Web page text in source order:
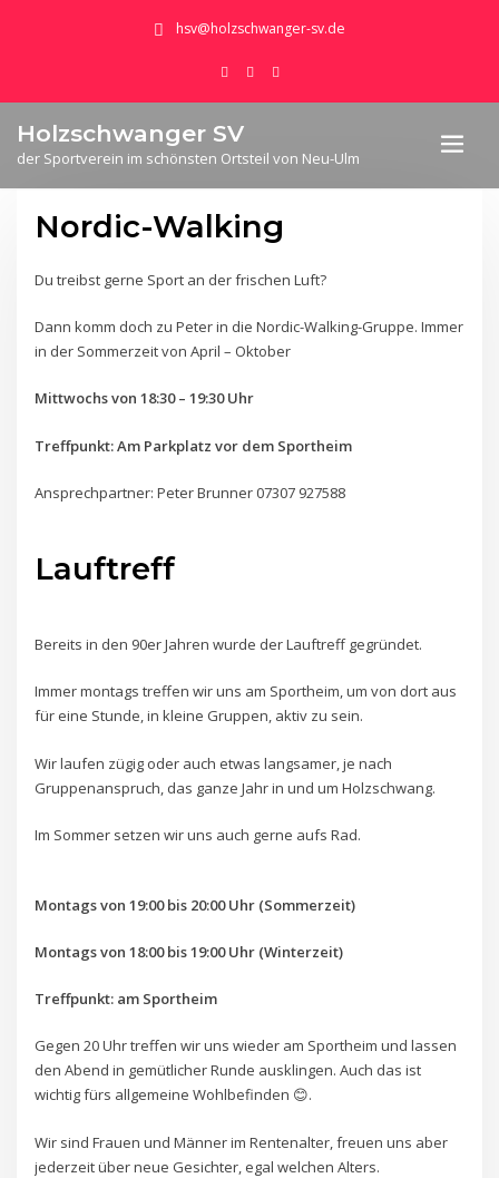
hsv@holzschwanger-sv.de
Holzschwanger SV
der Sportverein im schönsten Ortsteil von Neu-Ulm
Nordic-Walking
Du treibst gerne Sport an der frischen Luft?
Dann komm doch zu Peter in die Nordic-Walking-Gruppe. Immer
in der Sommerzeit von April – Oktober
Mittwochs von 18:30 – 19:30 Uhr
Treffpunkt: Am Parkplatz vor dem Sportheim
Ansprechpartner: Peter Brunner 07307 927588
Lauftreff
Bereits in den 90er Jahren wurde der Lauftreff gegründet.
Immer montags treffen wir uns am Sportheim, um von dort aus
für eine Stunde, in kleine Gruppen, aktiv zu sein.
Wir laufen zügig oder auch etwas langsamer, je nach
Gruppenanspruch, das ganze Jahr in und um Holzschwang.
Im Sommer setzen wir uns auch gerne aufs Rad.
Montags von 19:00 bis 20:00 Uhr (Sommerzeit)
Montags von 18:00 bis 19:00 Uhr (Winterzeit)
Treffpunkt: am Sportheim
Gegen 20 Uhr treffen wir uns wieder am Sportheim und lassen
den Abend in gemütlicher Runde ausklingen. Auch das ist
wichtig fürs allgemeine Wohlbefinden 😊.
Wir sind Frauen und Männer im Rentenalter, freuen uns aber
jederzeit über neue Gesichter, egal welchen Alters.